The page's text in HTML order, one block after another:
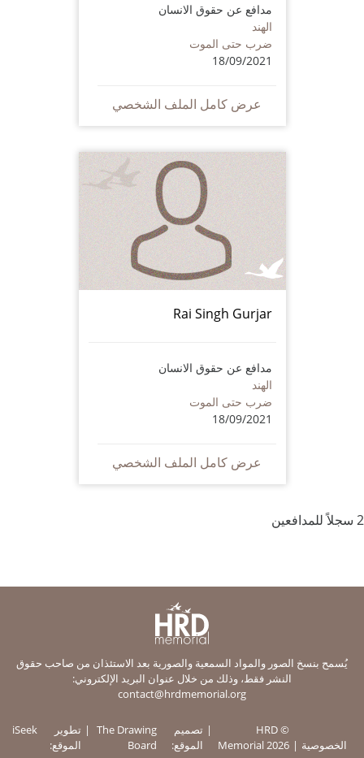
مدافع عن حقوق الانسان
الهند
ضرب حتى الموت
18/09/2021
عرض كامل الملف الشخصي
Rai Singh Gurjar
مدافع عن حقوق الانسان
الهند
ضرب حتى الموت
18/09/2021
عرض كامل الملف الشخصي
2 سجلاً للمدافعين
يُسمح بنسخ الصور والمواد السمعية والصورية بعد الاستئذان من صاحب حقوق
النشر فقط، وذلك من خلال عنوان البريد الإلكتروني:
contact@hrdmemorial.org
الخصوصية
© HRD
Memorial 2026
تصميم
الموقع:
The Drawing
Board
تطوير
الموقع:
iSeek